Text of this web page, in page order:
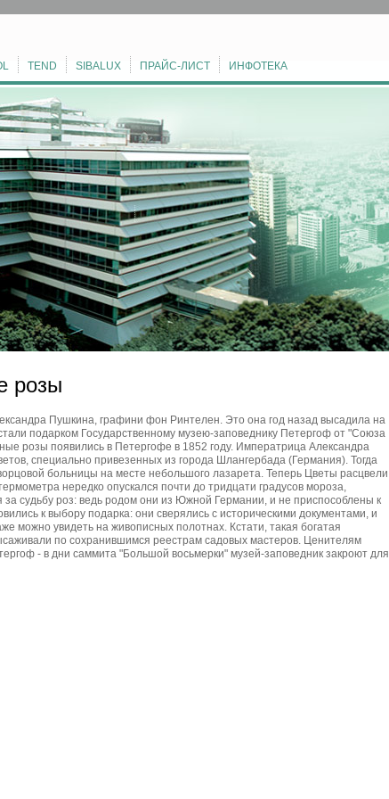
TEND SIBALUX ПРАЙС-ЛИСТ ИНФОТЕКА
розы
Пушкина, графини фон Ринтелен. Это она год назад высадила на
подарком Государственному музею-заповеднику Петергоф от "Союза
розы появились в Петергофе в 1852 году. Императрица Александра
специально привезенных из города Шлангербада (Германия). Тогда
больницы на месте небольшого лазарета. Теперь Цветы расцвели
нередко опускался почти до тридцати градусов мороза,
судьбу роз: ведь родом они из Южной Германии, и не приспособлены к
к выбору подарка: они сверялись с историческими документами, и
можно увидеть на живописных полотнах. Кстати, такая богатая
по сохранившимся реестрам садовых мастеров. Ценителям
- в дни саммита "Большой восьмерки" музей-заповедник закроют для